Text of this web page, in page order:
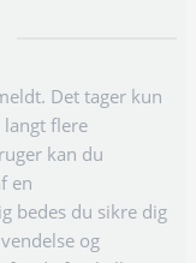
Det tager kun
langt flere
kan du
en
bedes du sikre dig
og